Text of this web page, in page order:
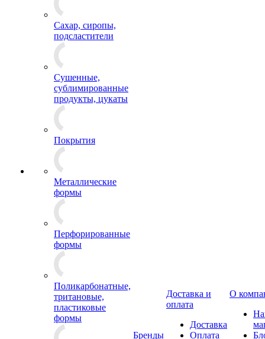
Сахар, сиропы,
подсластители
Сушенные,
сублимированные
продукты, цукаты
Покрытия
Металлические
формы
Перфорированные
формы
Поликарбонатные,
тритановые,
пластиковые
формы
Бренды
Доставка и
оплата
Доставка
Оплата
О